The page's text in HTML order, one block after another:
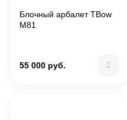
Блочный арбалет TBow
M81
55 000 руб.